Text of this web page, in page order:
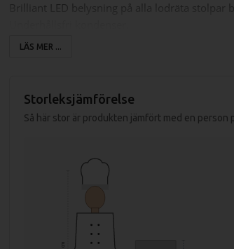
Brilliant LED belysning på alla lodräta stolpar
Automatisk avfrostning i den runda kylen.
Storlek: 450x450x983mm
Kapacitet: 72 liter
Köldmedium: R600a
Avfrostning: Automatisk
Spänning: 230V
Belysning: LED
LÄS MER ...
Storleksjämförelse
Så här stor är produkten jämfört med en person